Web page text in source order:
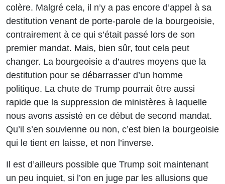
colère. Malgré cela, il n’y a pas encore d’appel à sa
destitution venant de porte-parole de la bourgeoisie,
contrairement à ce qui s’était passé lors de son
premier mandat. Mais, bien sûr, tout cela peut
changer. La bourgeoisie a d’autres moyens que la
destitution pour se débarrasser d’un homme
politique. La chute de Trump pourrait être aussi
rapide que la suppression de ministères à laquelle
nous avons assisté en ce début de second mandat.
Qu’il s’en souvienne ou non, c’est bien la bourgeoisie
qui le tient en laisse, et non l’inverse.
Il est d’ailleurs possible que Trump soit maintenant
un peu inquiet, si l’on en juge par les allusions que